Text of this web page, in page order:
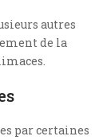
autres
de la
par certaines